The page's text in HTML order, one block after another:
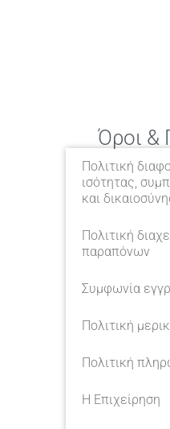
Όροι &
Πολιτική
ισότητας,
και
Πολιτική
παραπόνων
Συμφωνία
Πολιτική
Πολιτική
Η Επιχείρηση